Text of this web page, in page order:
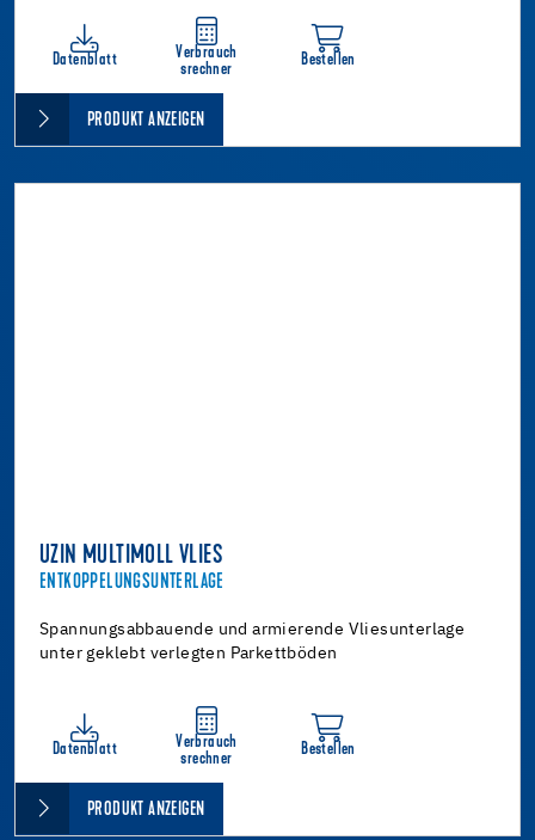
Datenblatt
Verbrauch
srechner
Bestellen
PRODUKT ANZEIGEN
UZIN MULTIMOLL VLIES
ENTKOPPELUNGSUNTERLAGE
Spannungsabbauende und armierende Vliesunterlage
unter geklebt verlegten Parkettböden
Datenblatt
Verbrauch
srechner
Bestellen
PRODUKT ANZEIGEN